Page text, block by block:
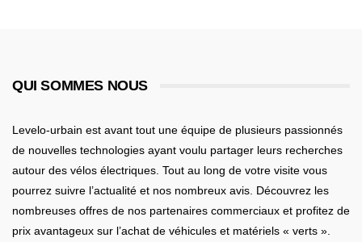
QUI SOMMES NOUS
Levelo-urbain est avant tout une équipe de plusieurs passionnés
de nouvelles technologies ayant voulu partager leurs recherches
autour des vélos électriques. Tout au long de votre visite vous
pourrez suivre l’actualité et nos nombreux avis. Découvrez les
nombreuses offres de nos partenaires commerciaux et profitez de
prix avantageux sur l’achat de véhicules et matériels « verts ».